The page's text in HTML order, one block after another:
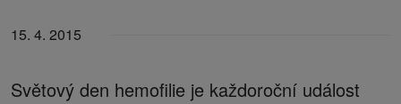
15. 4. 2015
Světový den hemofilie je každoroční událost